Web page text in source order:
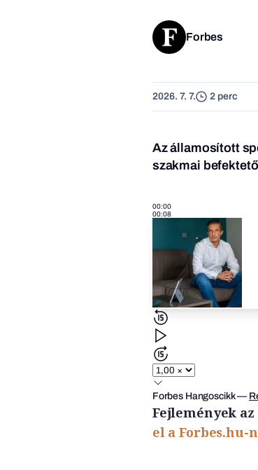
Forbes
2026. 7. 7. 2 perc
Az államosított
szakmai
00:00
00:08
Forbes Hangoscikk—
Fejlemények
el a Forbes.hu-